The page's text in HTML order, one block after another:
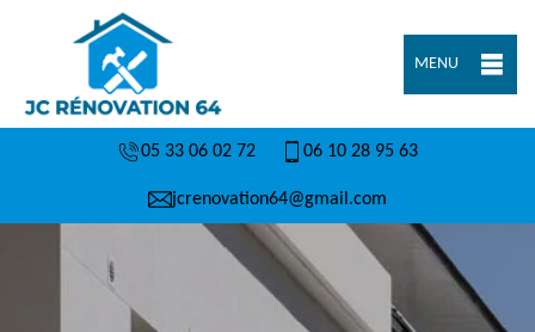
MENU
05 33 06 02 72 06 10 28 95 63
jcrenovation64@gmail.com